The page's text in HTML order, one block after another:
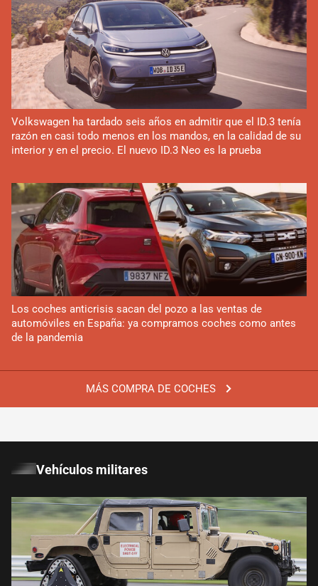
MÁS COMPRA DE COCHES
Volkswagen ha tardado seis años en admitir que el ID.3 tenía
razón en casi todo menos en los mandos, en la calidad de su
interior y en el precio. El nuevo ID.3 Neo es la prueba
Los coches anticrisis sacan del pozo a las ventas de
automóviles en España: ya compramos coches como antes
de la pandemia
Vehículos militares